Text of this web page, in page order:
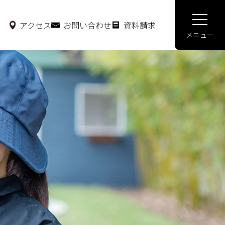
アクセス お問い合わせ 資料請求